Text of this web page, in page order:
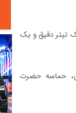
یک تیتر دقیق و یک
حماسه حضرت